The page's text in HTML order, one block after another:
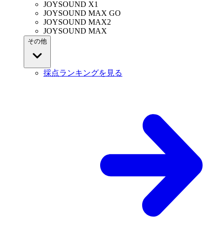
JOYSOUND X1
JOYSOUND MAX GO
JOYSOUND MAX2
JOYSOUND MAX
その他
採点ランキングを見る